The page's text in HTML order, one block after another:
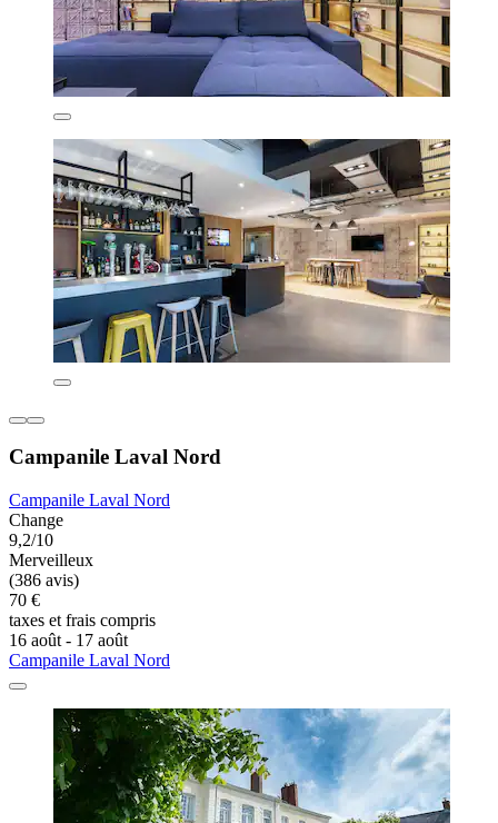
Campanile Laval Nord
Campanile Laval Nord
Change
9,2/10
Merveilleux
(386 avis)
70 €
taxes et frais compris
16 août - 17 août
Campanile Laval Nord